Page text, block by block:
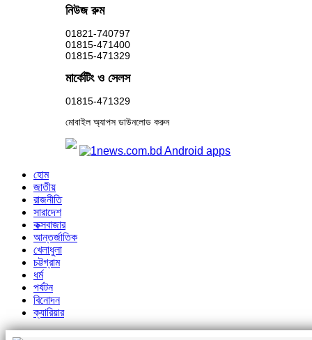
নিউজ রুম
01821-740797
01815-471400
01815-471329
মার্কেটিং ও সেলস
01815-471329
মোবাইল অ্যাপস ডাউনলোড করুন
হোম
জাতীয়
রাজনীতি
সারাদেশ
কক্সবাজার
আন্তর্জাতিক
খেলাধুলা
চট্টগ্রাম
ধর্ম
পর্যটন
বিনোদন
ক্যারিয়ার